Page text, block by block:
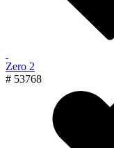
Zero 2
# 53768